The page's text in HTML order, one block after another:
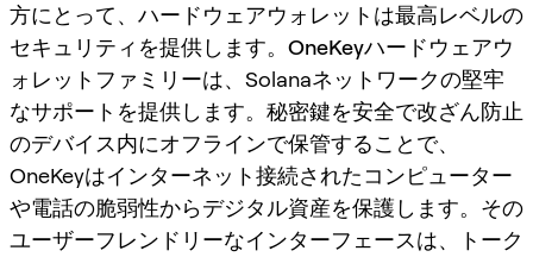
方にとって、ハードウェアウォレットは最高レベルの
セキュリティを提供します。 OneKeyハードウェアウ
ォレットファミリーは、Solanaネットワークの堅牢
なサポートを提供します。秘密鍵を安全で改ざん防止
のデバイス内にオフラインで保管することで、
OneKeyはインターネット接続されたコンピューター
や電話の脆弱性からデジタル資産を保護します。その
ユーザーフレンドリーなインターフェースは、トーク